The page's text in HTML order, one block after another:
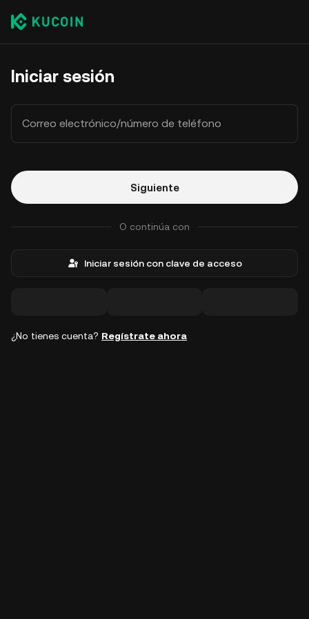
Iniciar sesión
Correo electrónico/número de teléfono
Siguiente
O continúa con
Iniciar sesión con clave de acceso
¿No tienes cuenta? Regístrate ahora